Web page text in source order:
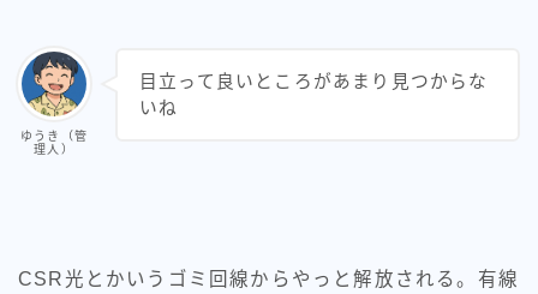
ゆうき（管
理人）
目立って良いところがあまり見つからな
いね
CSR光とかいうゴミ回線からやっと解放される。有線